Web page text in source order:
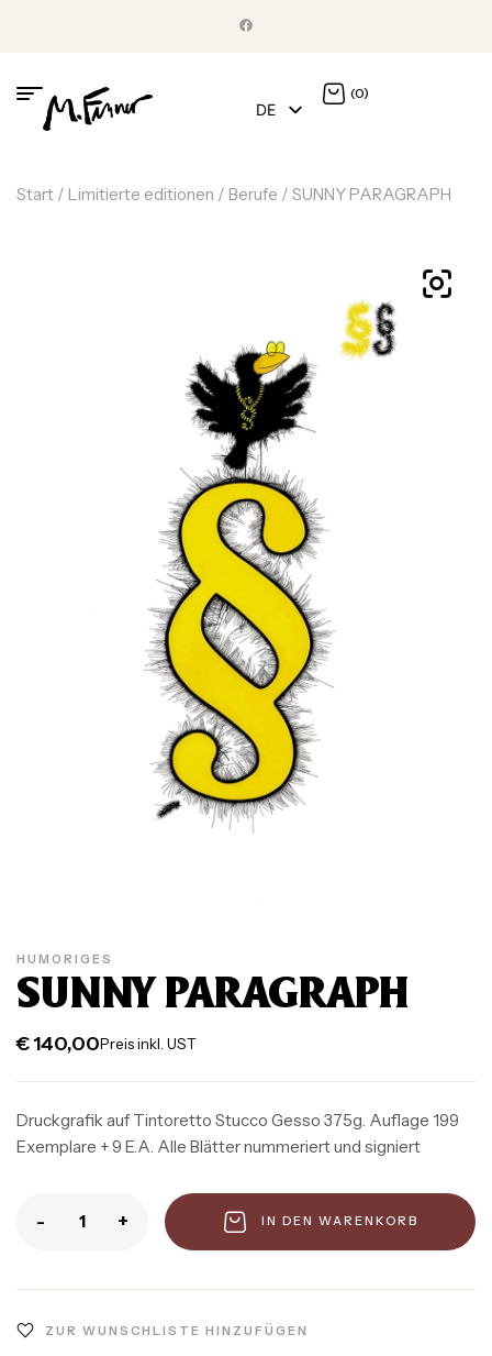
DE
(0)
Start / Limitierte editionen / Berufe / SUNNY PARAGRAPH
HUMORIGES
SUNNY PARAGRAPH
€140,00Preis inkl. UST
Druckgrafik auf Tintoretto Stucco Gesso 375g. Auflage 199
Exemplare + 9 E.A. Alle Blätter nummeriert und signiert
- + IN DEN WARENKORB
ZUR WUNSCHLISTE HINZUFÜGEN